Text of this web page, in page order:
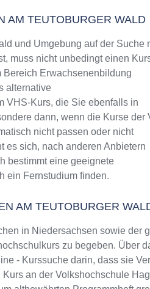
AM TEUTOBURGER WALD
und Umgebung auf der Suche
muss nicht unbedingt einen
Erwachsenenbildung
alternative
VHS-Kurs, die Sie ebenfalls in
dann, wenn die Kurse der
nicht passen oder nicht
es sich, nach anderen Anbietern
bestimmt eine geeignete
ein Fernstudium finden.
AM TEUTOBURGER
in Niedersachsen sowie der
zu begeben. Über
- Kurssuche darin, dass sie
an der Volkshochschule